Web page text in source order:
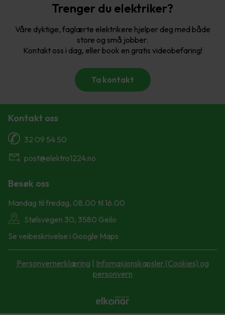
Trenger du elektriker?
Våre dyktige, faglærte elektrikere hjelper deg med både
store og små jobber.
Kontakt oss i dag, eller book en gratis videobefaring!
Ta kontakt
Kontakt oss
32 09 54 50
post@elektro1224.no
Besøk oss
Mandag til fredag, 08.00 til 16.00
Stølsvegen 30, 3580 Geilo
Se veibeskrivelse i Google Maps
Personvernerklæring
Infomasjonskapsler (Cookies) og
personvern